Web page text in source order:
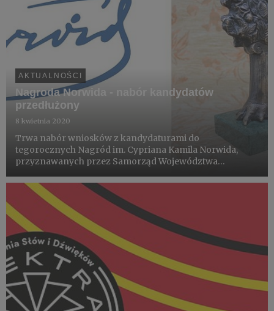
AKTUALNOŚCI
Nagroda Norwida - nabór kandydatów
przedłużony
8 kwietnia 2020
Trwa nabór wniosków z kandydaturami do
tegorocznych Nagród im. Cypriana Kamila Norwida,
przyznawanych przez Samorząd Województwa
wnioski będą przyjmowane do 31 maja.